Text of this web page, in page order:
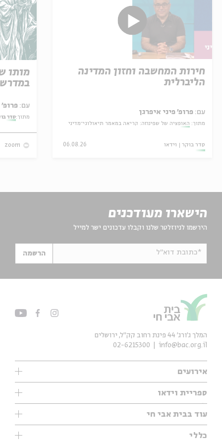
חירות המחשבה וחזון המדינה
הליברלית
עם: פרופ' פיני איפרגן
מתוך: האופציה של שפינוזה: קריאה במאמר תיאולוגי־מדיני
סדר בוקר וידאו 06.08.26
מותו
עם: פרופ' אביגדור שנאן
מתוך:סדר
zoom
הישארו מעודכנים
הירשמו לניוזלטר שלנו וקבלו עדכונים ישר למייל
*כתובת דוא"ל הרשמה
אירועים
עיון
אנגלית
נוער
ספריית וידאו
ילדים
מוזיקה
עיון
עוד בבית אבי חי
תערוכות
מיוחדים
כללי
המלך ג'ורג' 44 פינת רחוב קק״ל, ירושלים
info@bac.org.il
02-6215300